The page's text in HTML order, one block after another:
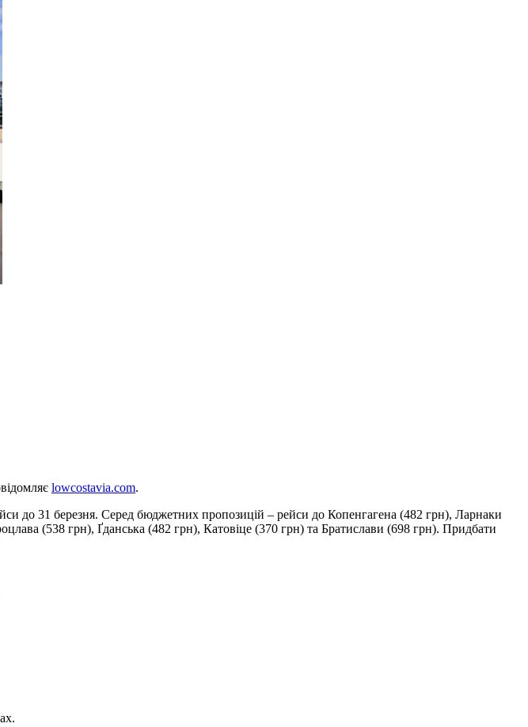
lowcostavia.com.
до 31 березня. Серед бюджетних пропозицій – рейси до Копенгагена (482 грн), Ларнаки
(538 грн), Ґданська (482 грн), Катовіце (370 грн) та Братислави (698 грн). Придбати